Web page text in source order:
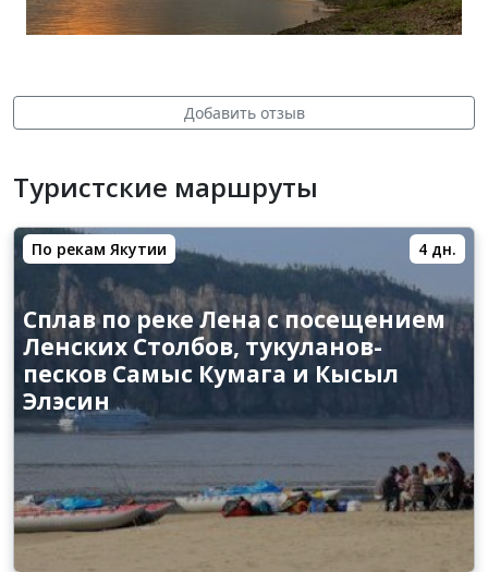
Добавить отзыв
Туристские маршруты
По рекам Якутии 4 дн.
Сплав по реке Лена с посещением
Ленских Столбов, тукуланов-
песков Самыс Кумага и Кысыл
Элэсин